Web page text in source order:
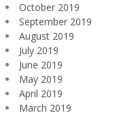
October 2019
September 2019
August 2019
July 2019
June 2019
May 2019
April 2019
March 2019